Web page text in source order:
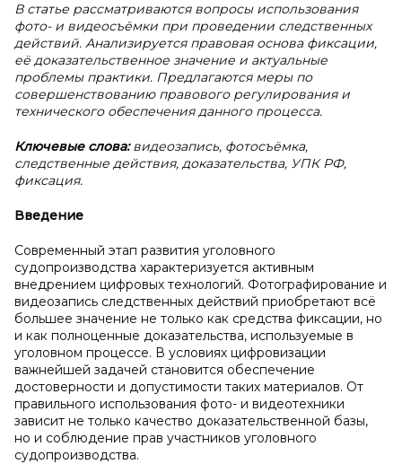
В статье рассматриваются вопросы использования
фото- и видеосъёмки при проведении следственных
действий. Анализируется правовая основа фиксации,
её доказательственное значение и актуальные
проблемы практики. Предлагаются меры по
совершенствованию правового регулирования и
технического обеспечения данного процесса.
Ключевые слова:видеозапись, фотосъёмка,
следственные действия, доказательства, УПК РФ,
фиксация.
Введение
Современный этап развития уголовного
судопроизводства характеризуется активным
внедрением цифровых технологий. Фотографирование и
видеозапись следственных действий приобретают всё
большее значение не только как средства фиксации, но
и как полноценные доказательства, используемые в
уголовном процессе. В условиях цифровизации
важнейшей задачей становится обеспечение
достоверности и допустимости таких материалов. От
правильного использования фото- и видеотехники
зависит не только качество доказательственной базы,
но и соблюдение прав участников уголовного
судопроизводства.